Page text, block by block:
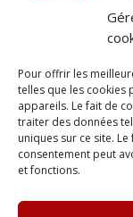
Pour offrir les
telles que les cookies
appareils. Le fait de
traiter des données
uniques sur ce site.
consentement peut
et fonctions.